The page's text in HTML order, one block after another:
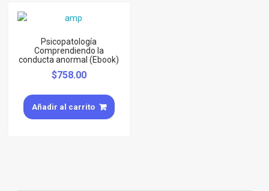
Psicopatología
Comprendiendo la
conducta anormal (Ebook)
$758.00
Añadir al carrito